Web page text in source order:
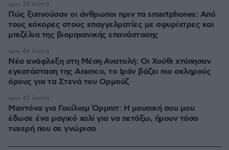
Πώς ξυπνούσαν οι άνθρωποι πριν τα smartphones: Από
τους κόκορες στους επαγγελματίες με σφυρίχτρες και
μπιζέλια της βιομηχανικής επανάστασης
πριν 39 λεπτά
Νέα ανάφλεξη στη Μέση Ανατολή: Οι Χούθι χτύπησαν
εγκατάσταση της Aramco, το Ιράν βάζει πιο σκληρούς
όρους για τα Στενά του Ορμούζ
πριν 44 λεπτά
Μαντόνα για Γουίλιαμ Όρμπιτ: Η μουσική σου μου
έδωσε ένα μαγικό χαλί για να πετάξω, ήμουν τόσο
τυχερή που σε γνώρισα
πριν 45 λεπτά